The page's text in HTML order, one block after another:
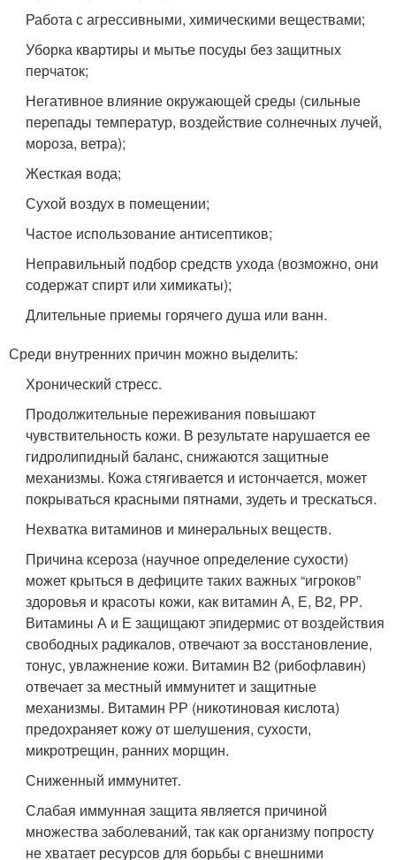
Работа с агрессивными, химическими веществами;
Уборка квартиры и мытье посуды без защитных
перчаток;
Негативное влияние окружающей среды (сильные
перепады температур, воздействие солнечных лучей,
мороза, ветра);
Жесткая вода;
Сухой воздух в помещении;
Частое использование антисептиков;
Неправильный подбор средств ухода (возможно, они
содержат спирт или химикаты);
Длительные приемы горячего душа или ванн.
Среди внутренних причин можно выделить:
Хронический стресс.
Продолжительные переживания повышают
чувствительность кожи. В результате нарушается ее
гидролипидный баланс, снижаются защитные
механизмы. Кожа стягивается и истончается, может
покрываться красными пятнами, зудеть и трескаться.
Нехватка витаминов и минеральных веществ.
Причина ксероза (научное определение сухости)
может крыться в дефиците таких важных “игроков”
здоровья и красоты кожи, как витамин А, Е, В2, РР.
Витамины А и Е защищают эпидермис от воздействия
свободных радикалов, отвечают за восстановление,
тонус, увлажнение кожи. Витамин В2 (рибофлавин)
отвечает за местный иммунитет и защитные
механизмы. Витамин РР (никотиновая кислота)
предохраняет кожу от шелушения, сухости,
микротрещин, ранних морщин.
Сниженный иммунитет.
Слабая иммунная защита является причиной
множества заболеваний, так как организму попросту
не хватает ресурсов для борьбы с внешними